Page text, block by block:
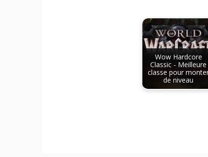
Wow Hardcore
Classic - Meilleure
classe pour
de niveau